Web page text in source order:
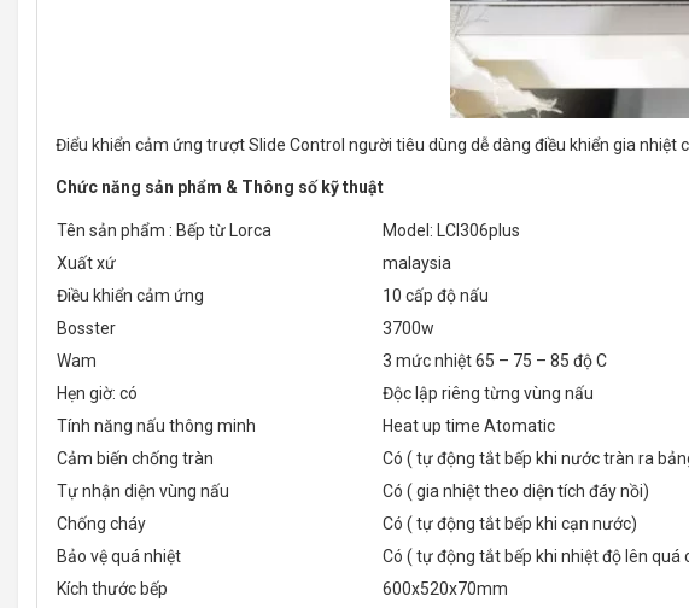
Điểu khiển cảm ứng trượt Slide Control người tiêu dùng dễ dàng điều khiển gia nhiệt
Chức năng sản phẩm & Thông số kỹ thuật
Tên sản phẩm : Bếp từ Lorca
Model: LCI306plus
Xuất xứ
malaysia
Điều khiển cảm ứng
10 cấp độ nấu
Bosster
3700w
Wam
3 mức nhiệt 65 – 75 – 85 độ C
Hẹn giờ: có
Độc lập riêng từng vùng nấu
Tính năng nấu thông minh
Heat up time Atomatic
Cảm biến chống tràn
Có ( tự động tắt bếp khi nước tràn ra
Tự nhận diện vùng nấu
Có ( gia nhiệt theo diện tích đáy nồi)
Chống cháy
Có ( tự động tắt bếp khi cạn nước)
Bảo vệ quá nhiệt
Có ( tự động tắt bếp khi nhiệt độ lên quá
Kích thước bếp
600x520x70mm